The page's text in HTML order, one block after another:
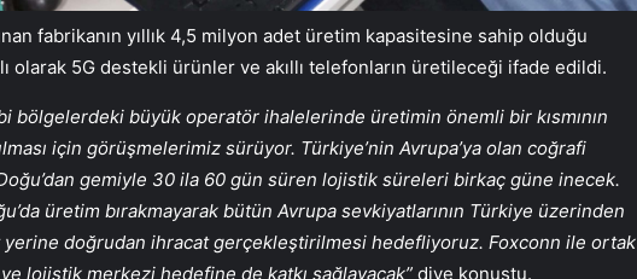
fabrikanın yıllık 4,5 milyon adet üretim kapasitesine sahip olduğu
olarak 5G destekli ürünler ve akıllı telefonların üretileceği ifade edildi.
bölgelerdeki büyük operatör ihalelerinde üretimin önemli bir kısmının
için görüşmelerimiz sürüyor. Türkiye’nin Avrupa’ya olan coğrafi
Doğu’dan gemiyle 30 ila 60 gün süren lojistik süreleri birkaç güne inecek.
üretim bırakmayarak bütün Avrupa sevkiyatlarının Türkiye üzerinden
yerine doğrudan ihracat gerçekleştirilmesi hedefliyoruz. Foxconn ile ortak
lojistik merkezi hedefine de katkı sağlayacak” diye konuştu.